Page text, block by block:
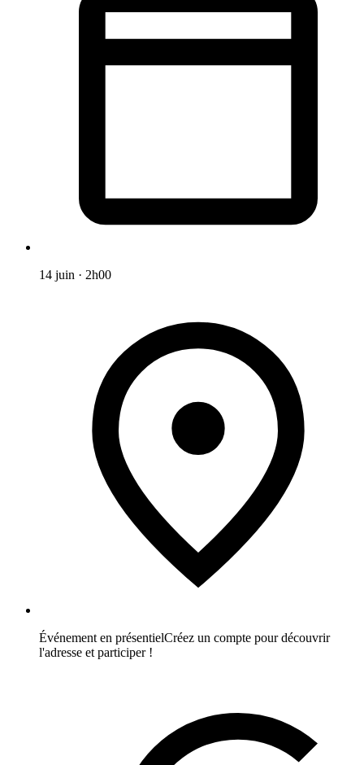
14 juin · 2h00
Événement en présentielCréez un compte pour découvrir
l'adresse et participer !